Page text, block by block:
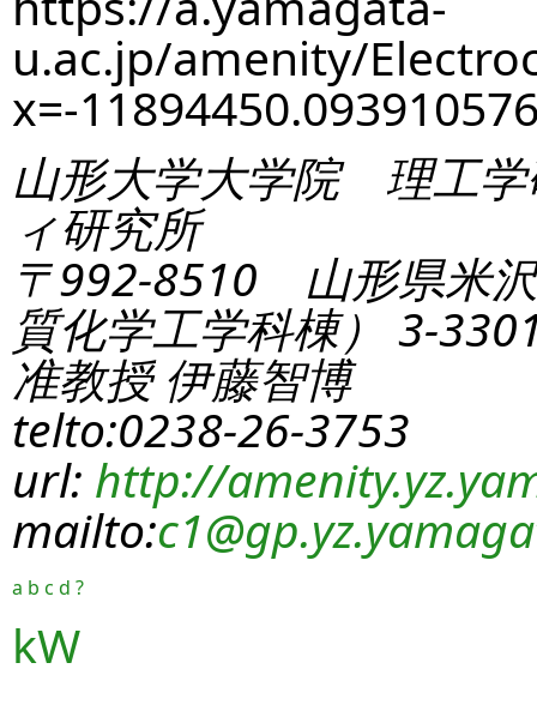
u.ac.jp/amenity/
x=-
山形大学大学院 理工学
ィ研究所
〒992-8510 山形県米
質化学工学科棟） 3-
准教授 伊藤智博
telto:0238-26-3753
url: http://
mailto:c1
a b c d ?
kW